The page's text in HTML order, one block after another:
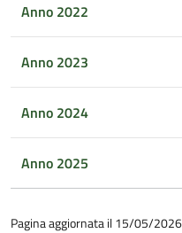
Anno 2022
Anno 2023
Anno 2024
Anno 2025
Pagina aggiornata il 15/05/